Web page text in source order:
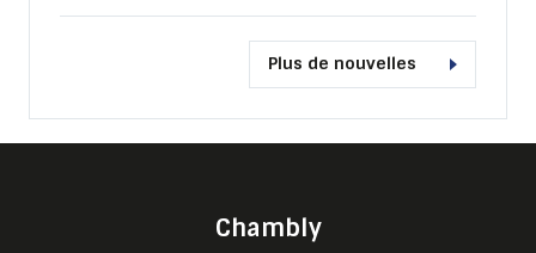
Plus de nouvelles
Chambly